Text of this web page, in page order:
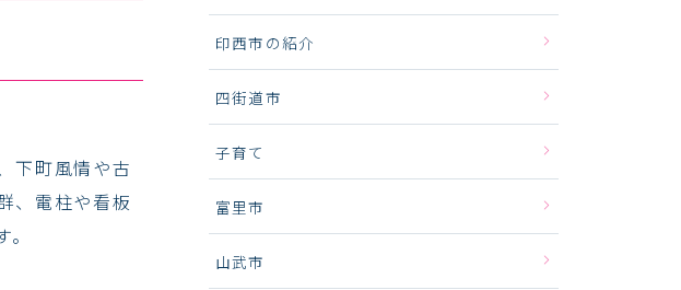
下町風情や古
、電柱や看板
印西市の紹介
四街道市
子育て
富里市
山武市